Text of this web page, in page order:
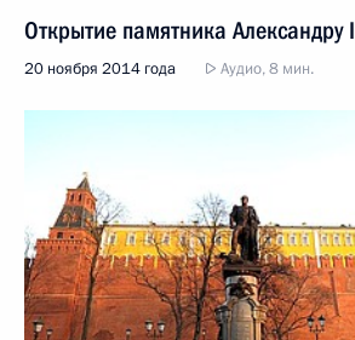
Открытие памятника Александру I
20 ноября 2014 года Аудио, 8 мин.